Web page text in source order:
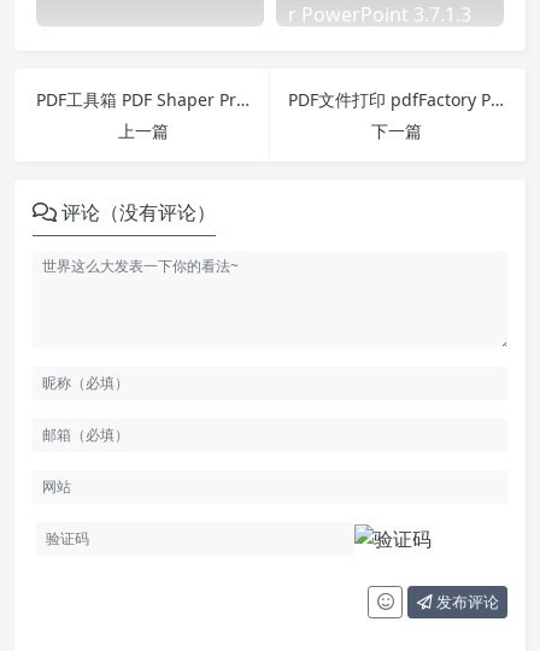
r PowerPoint 3.7.1.3
PDF工具箱 PDF Shaper Professional v13.1
上一篇
PDF文件打印 pdfFactory Pro v8.35
下一篇
评论（没有评论）
发布评论